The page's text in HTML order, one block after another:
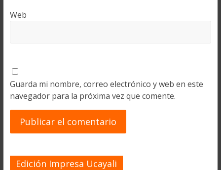
Web
Guarda mi nombre, correo electrónico y web en este
navegador para la próxima vez que comente.
Edición Impresa Ucayali